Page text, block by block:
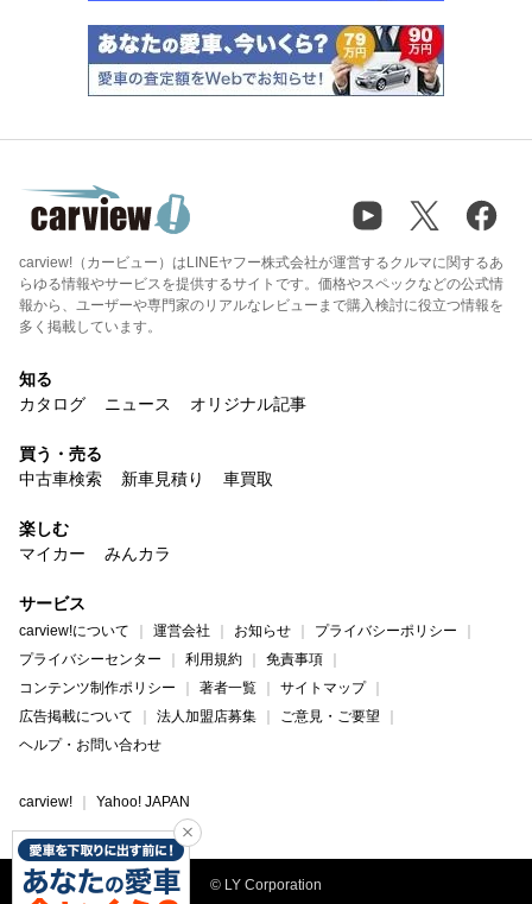
carview!（カービュー）はLINEヤフー株式会社が運営するクルマに関するあ
らゆる情報やサービスを提供するサイトです。価格やスペックなどの公式情
報から、ユーザーや専門家のリアルなレビューまで購入検討に役立つ情報を
多く掲載しています。
知る
カタログ
ニュース オリジナル記事
買う・売る
中古車検索
新車見積り 車買取
楽しむ
マイカー
みんカラ
サービス
carview!について 運営会社 お知らせ
プライバシーポリシー
プライバシーセンター
利用規約
免責事項
コンテンツ制作ポリシー
著者一覧
サイトマップ
広告掲載について
法人加盟店募集
ご意見・ご要望
ヘルプ・お問い合わせ
carview! Yahoo! JAPAN
© LY Corporation